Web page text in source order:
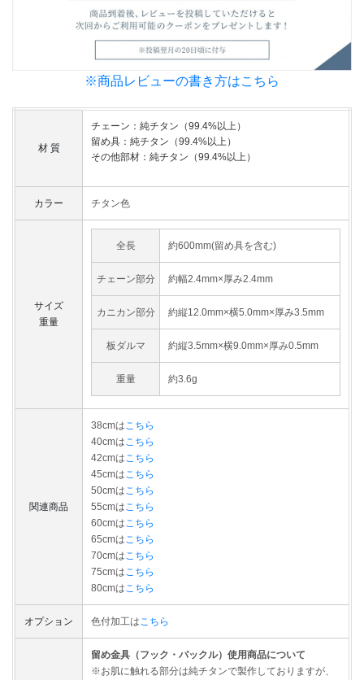
※商品レビューの書き方はこちら
材 質
チェーン：純チタン（99.4%以上）
留め具：純チタン（99.4%以上）
その他部材：純チタン（99.4%以上）
カラー チタン色
サイズ
重量
全長 約600mm(留め具を含む)
チェーン部分 約幅2.4mm×厚み2.4mm
カニカン部分 約縦12.0mm×横5.0mm×厚み3.5mm
板ダルマ 約縦3.5mm×横9.0mm×厚み0.5mm
重量 約3.6g
関連商品
38cmは こちら
40cmは こちら
42cmは こちら
45cmは こちら
50cmは こちら
55cmは こちら
60cmは こちら
65cmは こちら
70cmは こちら
75cmは こちら
80cmは こちら
オプション 色付加工は こちら
留め金具（フック・バックル）使用商品について
※お肌に触れる部分は純チタンで製作しておりますが、